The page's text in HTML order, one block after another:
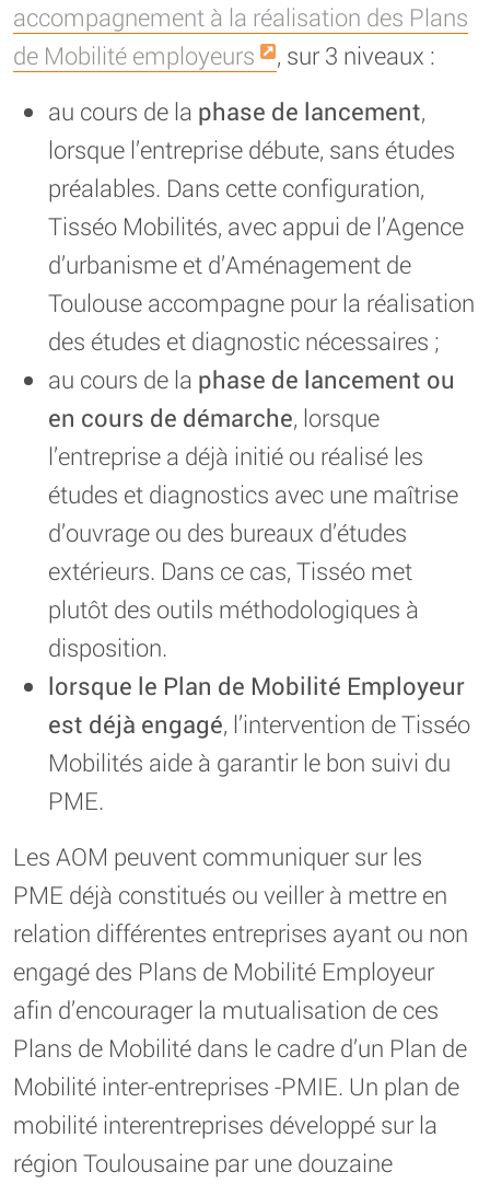
accompagnement à la réalisation des Plans
de Mobilité employeurs
, sur 3 niveaux :
au cours de la phase de lancement,
lorsque l’entreprise débute, sans études
préalables. Dans cette configuration,
Tisséo Mobilités, avec appui de l’Agence
d’urbanisme et d’Aménagement de
Toulouse accompagne pour la réalisation
des études et diagnostic nécessaires ;
au cours de la phase de lancement ou
en cours de démarche, lorsque
l’entreprise a déjà initié ou réalisé les
études et diagnostics avec une maîtrise
d’ouvrage ou des bureaux d’études
extérieurs. Dans ce cas, Tisséo met
plutôt des outils méthodologiques à
disposition.
lorsque le Plan de Mobilité Employeur
est déjà engagé, l’intervention de Tisséo
Mobilités aide à garantir le bon suivi du
PME.
Les AOM peuvent communiquer sur les
PME déjà constitués ou veiller à mettre en
relation différentes entreprises ayant ou non
engagé des Plans de Mobilité Employeur
afin d’encourager la mutualisation de ces
Plans de Mobilité dans le cadre d’un Plan de
Mobilité inter-entreprises -PMIE. Un plan de
mobilité interentreprises développé sur la
région Toulousaine par une douzaine